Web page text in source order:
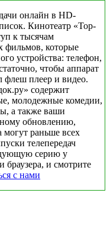
онлайн в HD-
Кинотеатр «Top-
к тысячам
фильмов, которые
устройства: телефон,
чтобы аппарат
флеш плеер и видео.
содержит
молодежные комедии,
а также ваши
обновлению,
могут раньше всех
телепередач
серию у
браузера, и смотрите
с нами